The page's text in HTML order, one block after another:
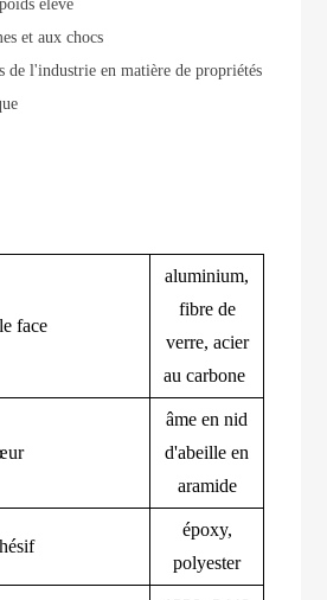
élevé
et aux chocs
de l'industrie en matière de propriétés
face
aluminium,
fibre de
verre, acier
au carbone
âme en nid
d'abeille en
aramide
époxy,
polyester